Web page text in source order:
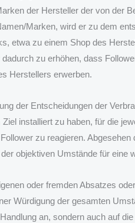
der Hersteller der von der
Marken, wird er zu dem
etwa zu einem Shop des
zu erhöhen, dass
Herstellers erwerben.
der Entscheidungen der
installiert zu haben, für die
zu reagieren.
objektiven Umstände für eine
oder fremden Absatzes
Würdigung der gesamten
an, sondern auch auf